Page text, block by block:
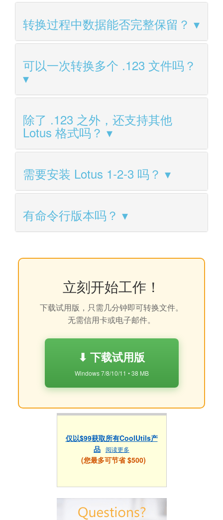
转换过程中数据能否完整保留？
可以一次转换多个 .123 文件吗？
除了 .123 之外，还支持其他
Lotus 格式吗？
需要安装 Lotus 1-2-3 吗？
有命令行版本吗？
立刻开始工作！
下载试用版，只需几分钟即可转换文件。
无需信用卡或电子邮件。
⬇ 下载试用版
Windows 7/8/10/11 • 38 MB
仅以$99获取所有CoolUtils产
品 阅读更多
(您最多可节省 $500)